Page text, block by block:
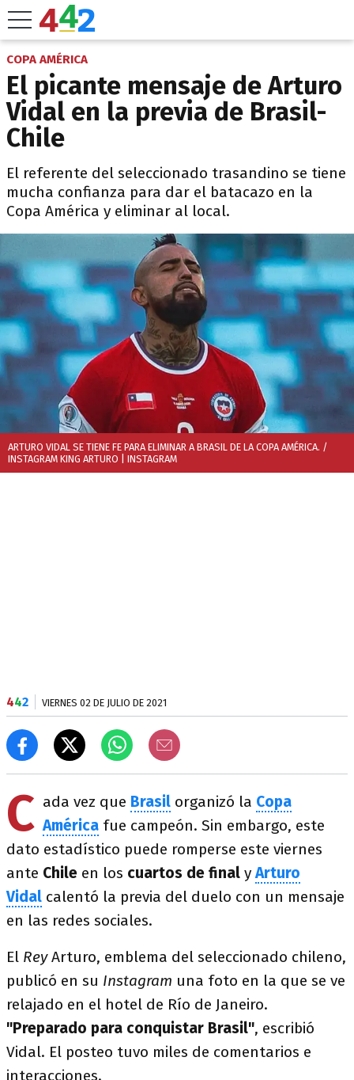
COPA AMÉRICA
El picante mensaje de Arturo
Vidal en la previa de Brasil-
Chile
El referente del seleccionado trasandino se tiene
mucha confianza para dar el batacazo en la
Copa América y eliminar al local.
ARTURO VIDAL SE TIENE FE PARA ELIMINAR A BRASIL DE LA COPA AMÉRICA. /
INSTAGRAM KING ARTURO | INSTAGRAM
442 VIERNES 02 DE JULIO DE 2021
C ada vez que Brasil organizó la Copa
América fue campeón. Sin embargo, este
dato estadístico puede romperse este viernes
ante Chile en los cuartos de final yArturo
Vidal calentó la previa del duelo con un mensaje
en las redes sociales.
El ReyArturo, emblema del seleccionado chileno,
publicó en su Instagram una foto en la que se ve
relajado en el hotel de Río de Janeiro.
"Preparado para conquistar Brasil", escribió
Vidal. El posteo tuvo miles de comentarios e
interacciones.